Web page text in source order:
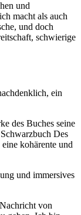
und
macht als auch
und doch
schwierige
ein
des Buches seine
Des
kohärente und
und immersives
von